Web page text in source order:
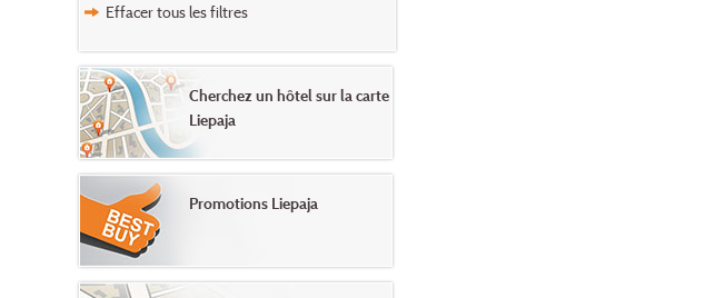
Effacer tous les filtres
Cherchez un hôtel sur la carte
Liepaja
Promotions Liepaja